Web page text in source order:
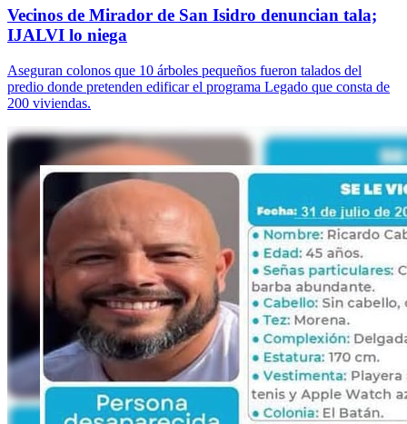
Vecinos de Mirador de San Isidro denuncian tala;
IJALVI lo niega
Aseguran colonos que 10 árboles pequeños fueron talados del
predio donde pretenden edificar el programa Legado que consta de
200 viviendas.